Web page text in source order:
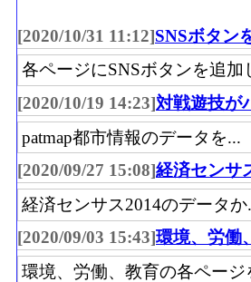
[2020/10/31 11:12]SNSボタン
各ページにSNSボタンを追加
[2020/10/19 14:23]対戦遊技が
patmap都市情報のデータを...
[2020/09/27 15:08]経済センサ
経済センサス2014のデータか
[2020/09/03 15:43]環境、労働
環境、労働、教育の各ページ